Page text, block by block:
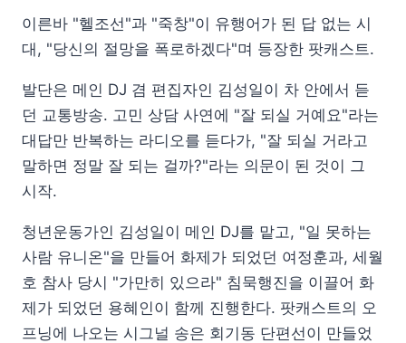
이른바 "헬조선"과 "죽창"이 유행어가 된 답 없는 시
대, "당신의 절망을 폭로하겠다"며 등장한 팟캐스트.
발단은 메인 DJ 겸 편집자인 김성일이 차 안에서 듣
던 교통방송. 고민 상담 사연에 "잘 되실 거예요"라는
대답만 반복하는 라디오를 듣다가, "잘 되실 거라고
말하면 정말 잘 되는 걸까?"라는 의문이 된 것이 그
시작.
청년운동가인 김성일이 메인 DJ를 맡고, "일 못하는
사람 유니온"을 만들어 화제가 되었던 여정훈과, 세월
호 참사 당시 "가만히 있으라" 침묵행진을 이끌어 화
제가 되었던 용혜인이 함께 진행한다. 팟캐스트의 오
프닝에 나오는 시그널 송은 회기동 단편선이 만들었